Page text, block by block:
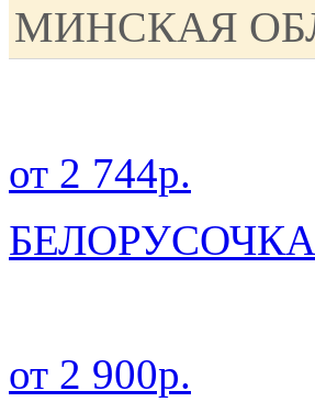
МИНСКАЯ
от 2 744р.
БЕЛОРУСОЧКА
от 2 900р.